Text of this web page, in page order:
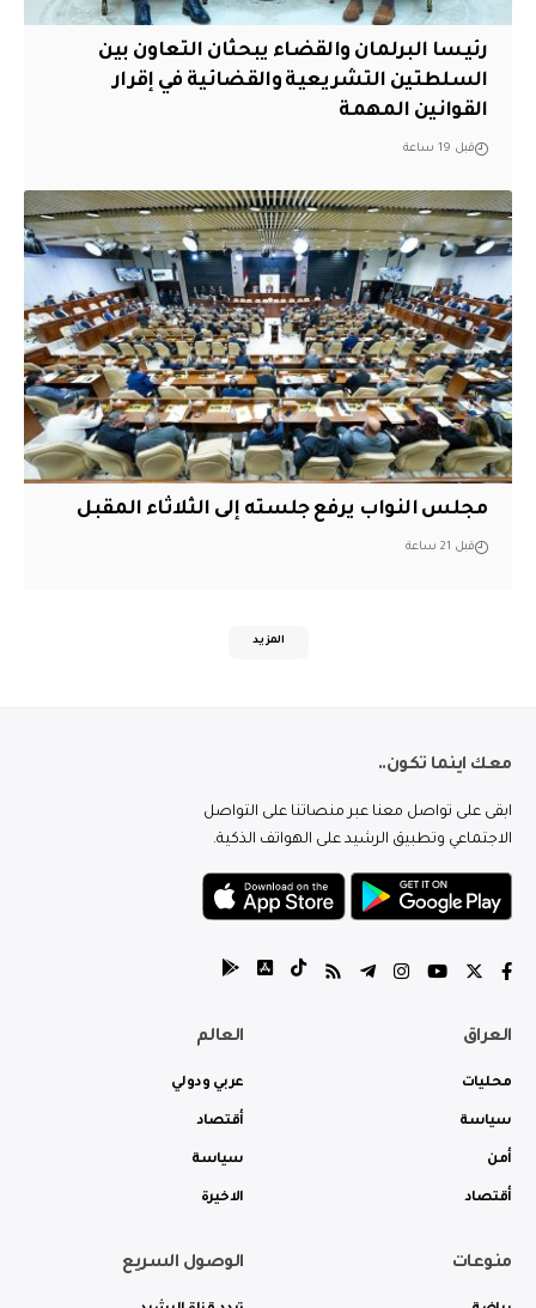
رئيسا البرلمان والقضاء يبحثان التعاون بين
السلطتين التشريعية والقضائية في إقرار
القوانين المهمة
قبل 19 ساعة
مجلس النواب يرفع جلسته إلى الثلاثاء المقبل
قبل 21 ساعة
المزيد
معك اينما تكون..
ابقى على تواصل معنا عبر منصاتنا على التواصل
الاجتماعي وتطبيق الرشيد على الهواتف الذكية.
العراق
محليات
سياسة
أمن
أقتصاد
العالم
عربي ودولي
أقتصاد
سياسة
الاخيرة
منوعات الوصول السريع